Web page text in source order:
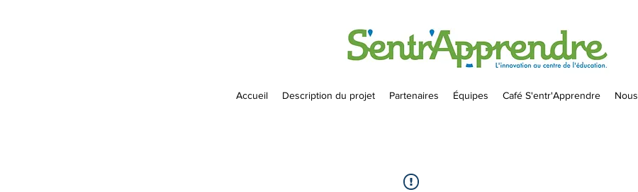
Accueil Description du projet Partenaires Équipes Café S'entr'Apprendre